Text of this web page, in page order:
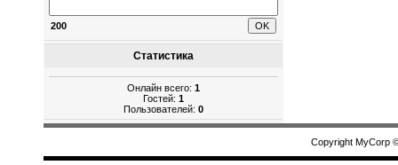
200
Статистика
Онлайн всего: 1
Гостей: 1
Пользователей: 0
Copyright MyCorp